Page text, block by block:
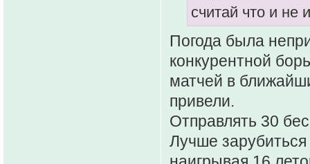
считай что и не
Погода была
конкурентной
матчей в
привели.
Отправлять 30
Лучше